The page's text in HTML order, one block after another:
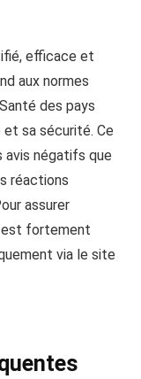
efficace et
aux normes
des pays
et sa sécurité. Ce
avis négatifs que
réactions
assurer
est fortement
via le site